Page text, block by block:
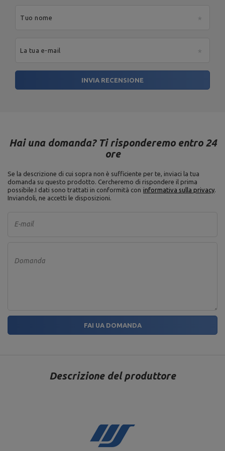
Tuo nome
La tua e-mail
INVIA RECENSIONE
Hai una domanda? Ti risponderemo entro 24
ore
Se la descrizione di cui sopra non è sufficiente per te, inviaci la tua
domanda su questo prodotto. Cercheremo di rispondere il prima
possibile.I dati sono trattati in conformità con informativa sulla privacy.
Inviandoli, ne accetti le disposizioni.
E-mail
Domanda
FAI UA DOMANDA
Descrizione del produttore